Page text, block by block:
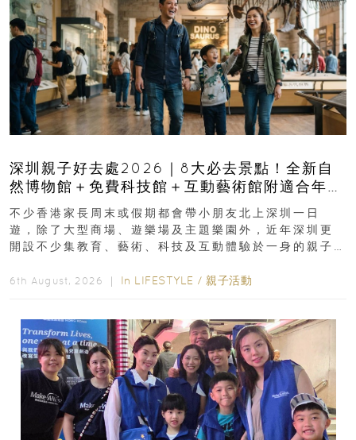
深圳親子好去處2026｜8大必去景點！全新自
然博物館＋免費科技館＋互動藝術館附適合年
齡、交通、門票、開放時間
不少香港家長周末或假期都會帶小朋友北上深圳一日
遊，除了大型商場、遊樂場及主題樂園外，近年深圳更
開設不少集教育、藝術、科技及互動體驗於一身的親子
6th August, 2026 ｜ In LIFESTYLE / 親子活動